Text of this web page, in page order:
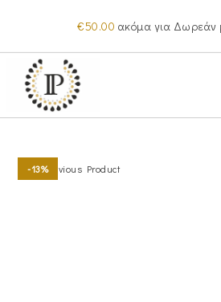
content
€50.00 ακόμα για Δωρεάν
-13%Previous Product